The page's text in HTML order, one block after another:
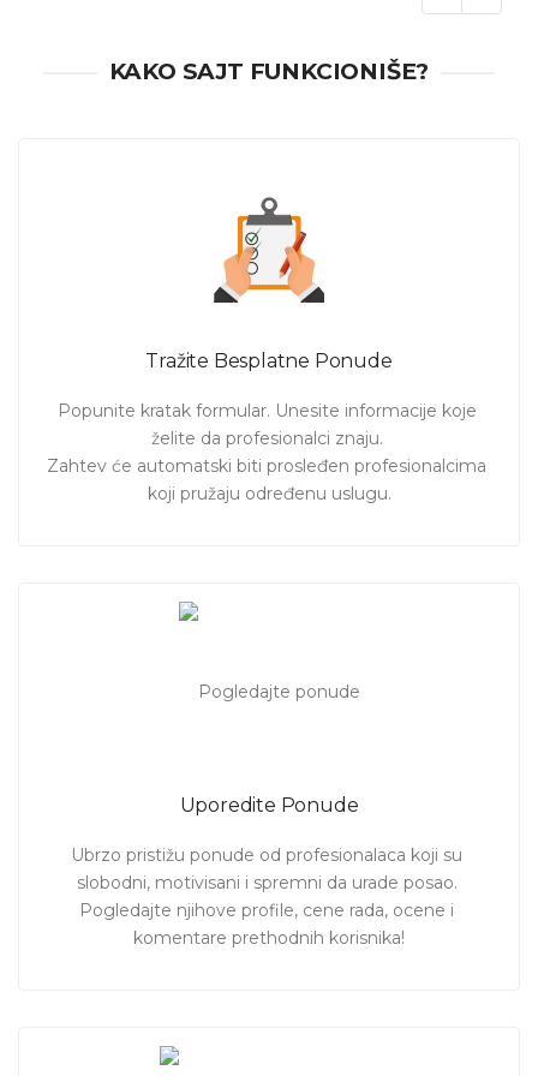
sesije sa klijentima i pomaže im da osveste i da uključe
rešenju. Vanja je osnivač firme Anchor i vodeći trener i
fasilitator. Ljude treba posmatrati kao ljude i kada postanu
koliko je važno da neko čuje ono sto oni imaju da kažu i da
neko primeti njihov rad i rezultat. Kroz fantastične alate koje
coaching i Poitns Of You nude, dolazimo do rešnja i uvek
smo orijentisani ka budućnosti. Meni je važno da se ljudi
dobro zabave, da postoji poziv na akciju, da nas okružuje
pitanju koje želi da postavi. A ono najvaznije je LET’S PLAY
KAKO SAJT FUNKCIONIŠE?
Tražite Besplatne Ponude
Popunite kratak formular. Unesite informacije koje
želite da profesionalci znaju.
Zahtev će automatski biti prosleđen profesionalcima
koji pružaju određenu uslugu.
Uporedite Ponude
Ubrzo pristižu ponude od profesionalaca koji su
slobodni, motivisani i spremni da urade posao.
Pogledajte njihove profile, cene rada, ocene i
komentare prethodnih korisnika!